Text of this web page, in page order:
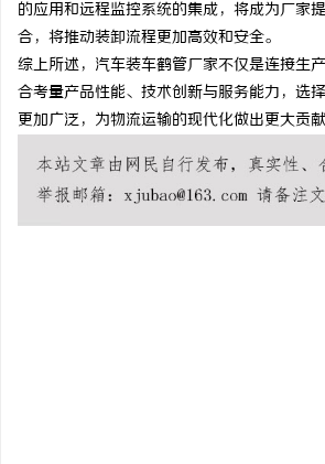
的应用和远程监控系统的集成，将成为厂家
合，将推动装卸流程更加高效和安全。
综上所述，汽车装车鹤管厂家不仅是连接生
合考量产品性能、技术创新与服务能力，选
更加广泛，为物流运输的现代化做出更大贡献